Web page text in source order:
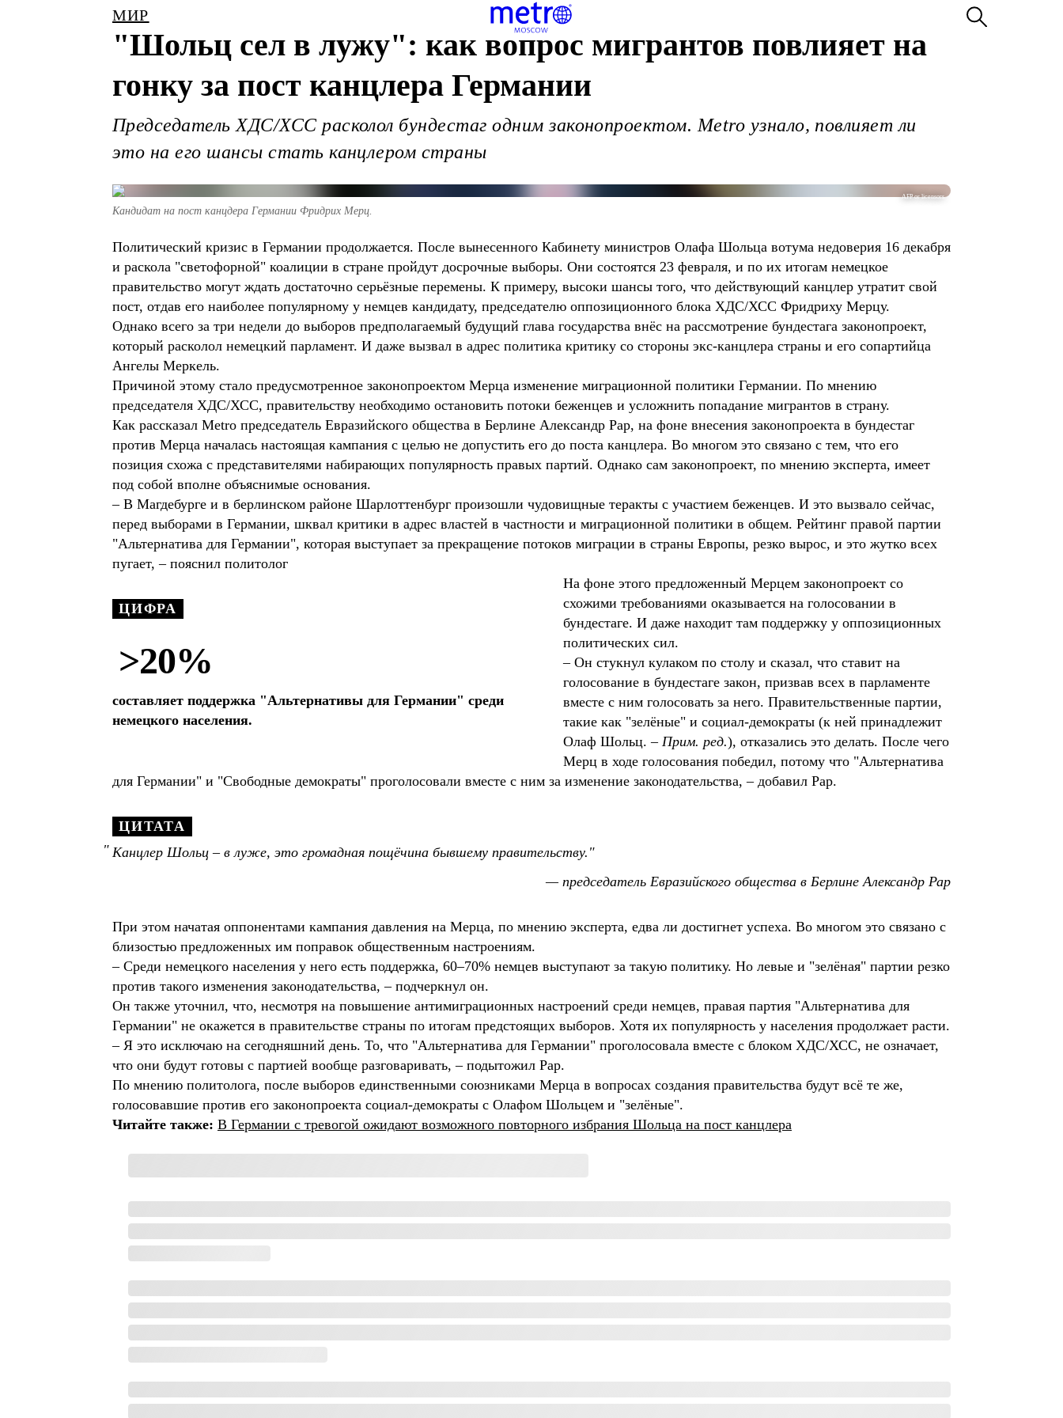
МИР
"Шольц сел в лужу": как вопрос мигрантов повлияет на
гонку за пост канцлера Германии
Председатель ХДС/ХСС расколол бундестаг одним законопроектом. Metro узнало, повлияет ли
это на его шансы стать канцлером страны
AFP or licensors
Кандидат на пост канцдера Германии Фридрих Мерц.
Политический кризис в Германии продолжается. После вынесенного Кабинету министров Олафа Шольца вотума недоверия 16 декабря
и раскола "светофорной" коалиции в стране пройдут досрочные выборы. Они состоятся 23 февраля, и по их итогам немецкое
правительство могут ждать достаточно серьёзные перемены. К примеру, высоки шансы того, что действующий канцлер утратит свой
пост, отдав его наиболее популярному у немцев кандидату, председателю оппозиционного блока ХДС/ХСС Фридриху Мерцу.
Однако всего за три недели до выборов предполагаемый будущий глава государства внёс на рассмотрение бундестага законопроект,
который расколол немецкий парламент. И даже вызвал в адрес политика критику со стороны экс-канцлера страны и его сопартийца
Ангелы Меркель.
Причиной этому стало предусмотренное законопроектом Мерца изменение миграционной политики Германии. По мнению
председателя ХДС/ХСС, правительству необходимо остановить потоки беженцев и усложнить попадание мигрантов в страну.
Как рассказал Metro председатель Евразийского общества в Берлине Александр Рар, на фоне внесения законопроекта в бундестаг
против Мерца началась настоящая кампания с целью не допустить его до поста канцлера. Во многом это связано с тем, что его
позиция схожа с представителями набирающих популярность правых партий. Однако сам законопроект, по мнению эксперта, имеет
под собой вполне объяснимые основания.
– В Магдебурге и в берлинском районе Шарлоттенбург произошли чудовищные теракты с участием беженцев. И это вызвало сейчас,
перед выборами в Германии, шквал критики в адрес властей в частности и миграционной политики в общем. Рейтинг правой партии
"Альтернатива для Германии", которая выступает за прекращение потоков миграции в страны Европы, резко вырос, и это жутко всех
пугает, – пояснил политолог
ЦИФРА
>20%
составляет поддержка "Альтернативы для Германии" среди
немецкого населения.
На фоне этого предложенный Мерцем законопроект со
схожими требованиями оказывается на голосовании в
бундестаге. И даже находит там поддержку у оппозиционных
политических сил.
– Он стукнул кулаком по столу и сказал, что ставит на
голосование в бундестаге закон, призвав всех в парламенте
вместе с ним голосовать за него. Правительственные партии,
такие как "зелёные" и социал-демократы (к ней принадлежит
Олаф Шольц. –Прим. ред.), отказались это делать. После чего
Мерц в ходе голосования победил, потому что "Альтернатива
для Германии" и "Свободные демократы" проголосовали вместе с ним за изменение законодательства, – добавил Рар.
ЦИТАТА
Канцлер Шольц – в луже, это громадная пощёчина бывшему правительству.
— председатель Евразийского общества в Берлине Александр Рар
При этом начатая оппонентами кампания давления на Мерца, по мнению эксперта, едва ли достигнет успеха. Во многом это связано с
близостью предложенных им поправок общественным настроениям.
– Среди немецкого населения у него есть поддержка, 60–70% немцев выступают за такую политику. Но левые и "зелёная" партии резко
против такого изменения законодательства, – подчеркнул он.
Он также уточнил, что, несмотря на повышение антимиграционных настроений среди немцев, правая партия "Альтернатива для
Германии" не окажется в правительстве страны по итогам предстоящих выборов. Хотя их популярность у населения продолжает расти.
– Я это исключаю на сегодняшний день. То, что "Альтернатива для Германии" проголосовала вместе с блоком ХДС/ХСС, не означает,
что они будут готовы с партией вообще разговаривать, – подытожил Рар.
По мнению политолога, после выборов единственными союзниками Мерца в вопросах создания правительства будут всё те же,
голосовавшие против его законопроекта социал-демократы с Олафом Шольцем и "зелёные".
Читайте также: В Германии с тревогой ожидают возможного повторного избрания Шольца на пост канцлера